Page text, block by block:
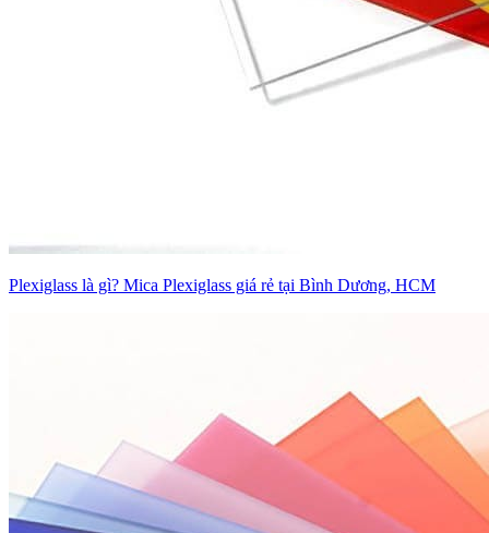
Plexiglass là gì? Mica Plexiglass giá rẻ tại Bình Dương, HCM